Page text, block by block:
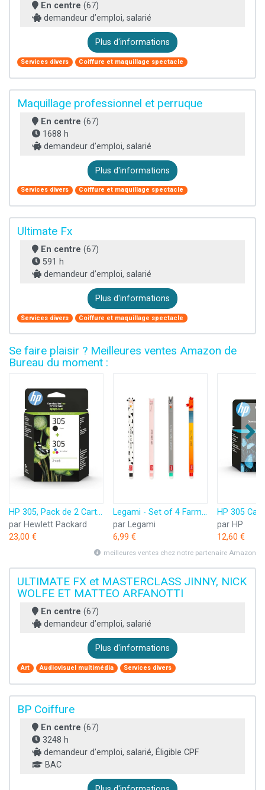
En centre (67)
demandeur d’emploi, salarié
Plus d'informations
Services divers Coiffure et maquillage spectacle
Maquillage professionnel et perruque
En centre (67)
1688 h
demandeur d’emploi, salarié
Plus d'informations
Services divers Coiffure et maquillage spectacle
Ultimate Fx
En centre (67)
591 h
demandeur d’emploi, salarié
Plus d'informations
Services divers Coiffure et maquillage spectacle
Se faire plaisir ? Meilleures ventes Amazon de
Bureau du moment :
HP 305, Pack de 2 Cartouches d’Encre Originales, 6ZD17AE, Noir, Cyan, Jaune, Magenta
par Hewlett Packard
23,00 €
Legami - Set of 4 Farm Sweet Farm Erasable Gel Pens, Stylos à encre thermosensible effaçable, noir, rose, vert, rouge, efface sans consommer de feuille, pointe 0,7 mm
par Legami
6,99 €
par HP
12,60 €
meilleures ventes chez notre partenaire Amazon
ULTIMATE FX et MASTERCLASS JINNY, NICK
WOLFE ET MATTEO ARFANOTTI
En centre (67)
demandeur d’emploi, salarié
Plus d'informations
Art Audiovisuel multimédia Services divers
BP Coiffure
En centre (67)
3248 h
demandeur d’emploi, salarié, Éligible CPF
BAC